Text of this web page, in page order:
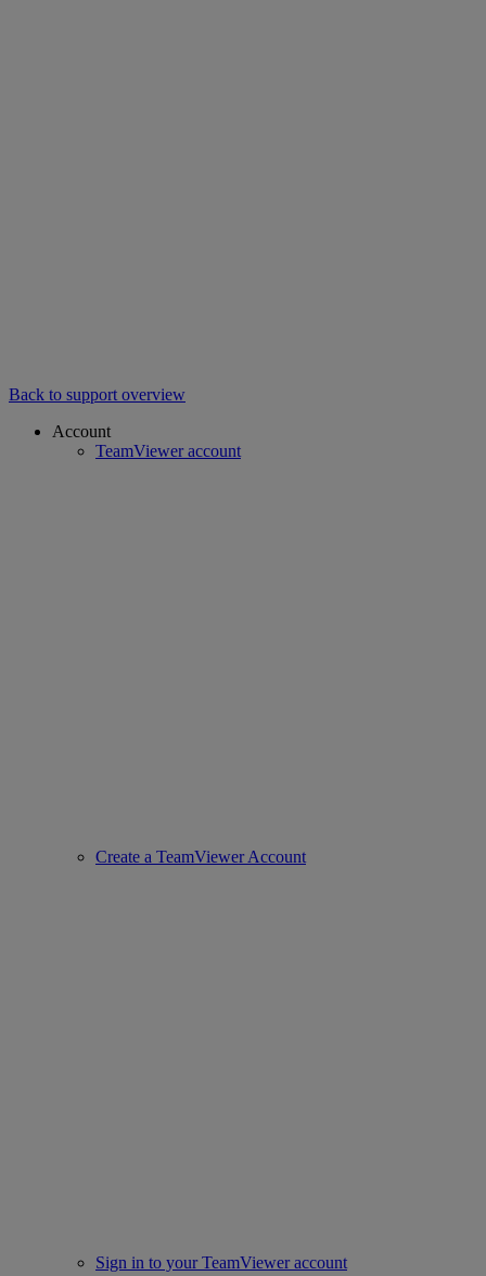
Back to support overview
Account
TeamViewer account
Create a TeamViewer Account
Sign in to your TeamViewer account